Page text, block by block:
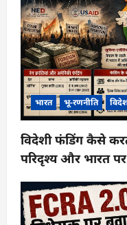
भारत भू-रणनीति
विदेशी फंडिंग कैसे
परिदृश्य और भारत